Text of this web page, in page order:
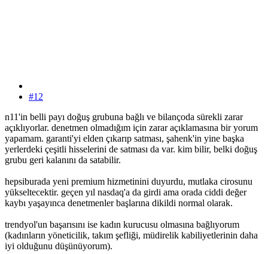
#12
n11'in belli payı doğuş grubuna bağlı ve bilançoda sürekli zarar
açıklıyorlar. denetmen olmadığım için zarar açıklamasına bir yorum
yapamam. garanti'yi elden çıkarıp satması, şahenk'in yine başka
yerlerdeki çeşitli hisselerini de satması da var. kim bilir, belki doğuş
grubu geri kalanını da satabilir.
hepsiburada yeni premium hizmetinini duyurdu, mutlaka cirosunu
yükseltecektir. geçen yıl nasdaq'a da girdi ama orada ciddi değer
kaybı yaşayınca denetmenler başlarına dikildi normal olarak.
trendyol'un başarısını ise kadın kurucusu olmasına bağlıyorum
(kadınların yöneticilik, takım şefliği, müdirelik kabiliyetlerinin daha
iyi olduğunu düşünüyorum).